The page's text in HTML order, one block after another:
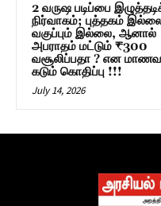
2 வருஷ படிப்பை
நிர்வாகம்; புத்தகம்
வகுப்பும் இல்லை, ஆனால்
அபராதம் மட்டும் ₹300
வசூலிப்பதா ? என
கடும் கொதிப்பு !!!
July 14, 2026